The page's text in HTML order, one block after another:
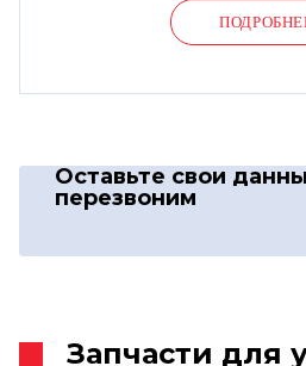
Оставьте свои
перезвоним
Запчасти для